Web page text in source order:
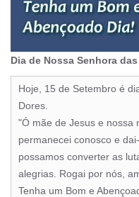
Dia de Nossa Senhora
Hoje, 15 de Setembro é
Dores.
"Ó mãe de Jesus e nossa
permanecei conosco e
possamos converter as
alegrias. Rogai por nós,
Tenha um Bom e